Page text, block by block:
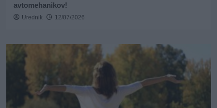
avtomehanikov!
Urednik 12/07/2026